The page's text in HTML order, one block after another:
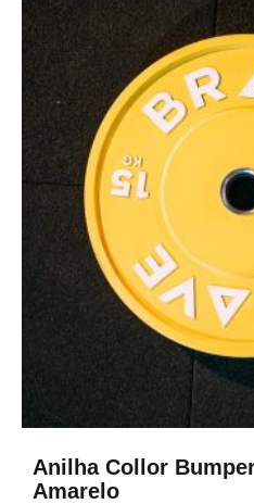
Anilha Collor
Amarelo